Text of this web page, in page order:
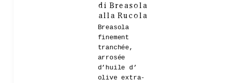
di Breasola
alla Rucola
Breasola
finement
tranchée,
arrosée
d’huile d’
olive extra-